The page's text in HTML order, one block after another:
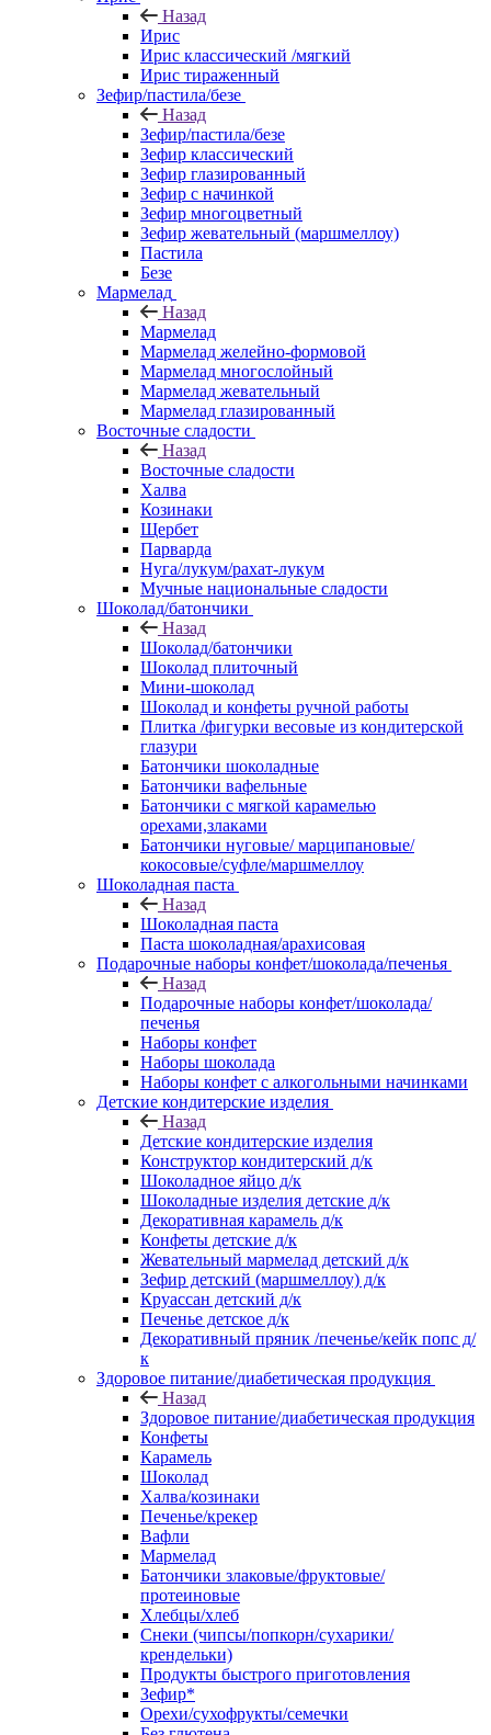
Назад
Ирис
Ирис классический /мягкий
Ирис тираженный
Зефир/пастила/безе
Назад
Зефир/пастила/безе
Зефир классический
Зефир глазированный
Зефир с начинкой
Зефир многоцветный
Зефир жевательный (маршмеллоу)
Пастила
Безе
Мармелад
Назад
Мармелад
Мармелад желейно-формовой
Мармелад многослойный
Мармелад жевательный
Мармелад глазированный
Восточные сладости
Назад
Восточные сладости
Халва
Козинаки
Щербет
Парварда
Нуга/лукум/рахат-лукум
Мучные национальные сладости
Шоколад/батончики
Назад
Шоколад/батончики
Шоколад плиточный
Мини-шоколад
Шоколад и конфеты ручной работы
Плитка /фигурки весовые из кондитерской
глазури
Батончики шоколадные
Батончики вафельные
Батончики с мягкой карамелью
орехами,злаками
Батончики нуговые/ марципановые/
кокосовые/суфле/маршмеллоу
Шоколадная паста
Назад
Шоколадная паста
Паста шоколадная/арахисовая
Подарочные наборы конфет/шоколада/печенья
Назад
Подарочные наборы конфет/шоколада/
печенья
Наборы конфет
Наборы шоколада
Наборы конфет с алкогольными начинками
Детские кондитерские изделия
Назад
Детские кондитерские изделия
Конструктор кондитерский д/к
Шоколадное яйцо д/к
Шоколадные изделия детские д/к
Декоративная карамель д/к
Конфеты детские д/к
Жевательный мармелад детский д/к
Зефир детский (маршмеллоу) д/к
Круассан детский д/к
Печенье детское д/к
Декоративный пряник /печенье/кейк попс д/
к
Здоровое питание/диабетическая продукция
Назад
Здоровое питание/диабетическая продукция
Конфеты
Карамель
Шоколад
Халва/козинаки
Печенье/крекер
Вафли
Мармелад
Батончики злаковые/фруктовые/
протеиновые
Хлебцы/хлеб
Снеки (чипсы/попкорн/сухарики/
крендельки)
Продукты быстрого приготовления
Зефир*
Орехи/сухофрукты/семечки